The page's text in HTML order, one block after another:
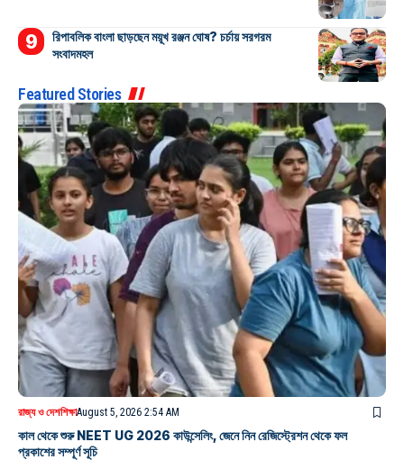
রিপাবলিক বাংলা ছাড়ছেন ময়ূখ রঞ্জন ঘোষ? চর্চায় সরগরম
সংবাদমহল
Featured Stories
রাজ্য ও দেশশিক্ষাAugust 5, 2026 2:54 AM
কাল থেকে শুরু NEET UG 2026 কাউন্সেলিং, জেনে নিন রেজিস্ট্রেশন থেকে ফল
প্রকাশের সম্পূর্ণ সূচি